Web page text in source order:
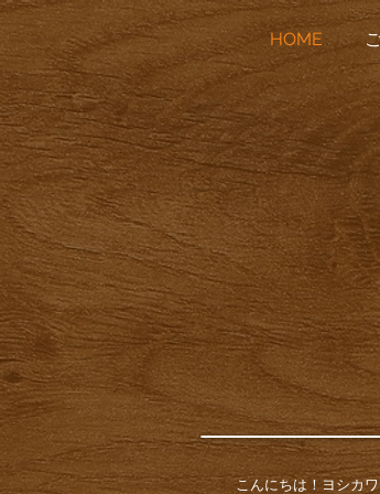
HOME
こんにちは！ ヨシカ